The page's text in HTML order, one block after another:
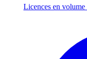
Licences en volume